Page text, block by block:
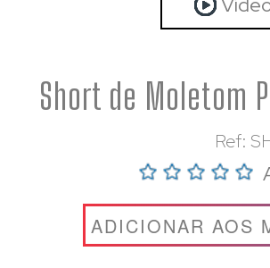
Short de Moletom
Ref:
ADICIONAR AOS